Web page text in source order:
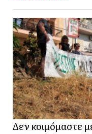
Δεν κοιμόμαστε